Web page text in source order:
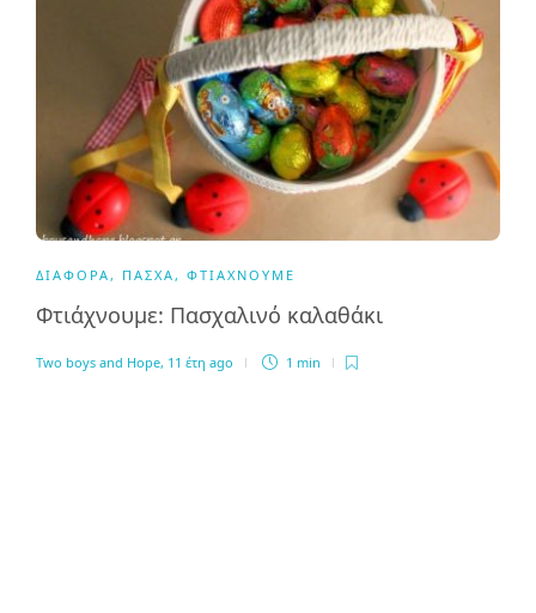
ΔΙΆΦΟΡΑ , ΠΆΣΧΑ , ΦΤΙΆΧΝΟΥΜΕ
Φτιάχνουμε: Πασχαλινό καλαθάκι
Two boys and Hope, 11 έτη ago 1 min